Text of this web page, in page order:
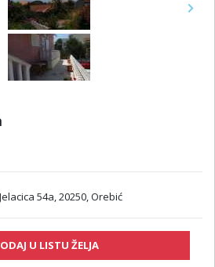
Next
54a, 20250, Orebić
U LISTU ŽELJA